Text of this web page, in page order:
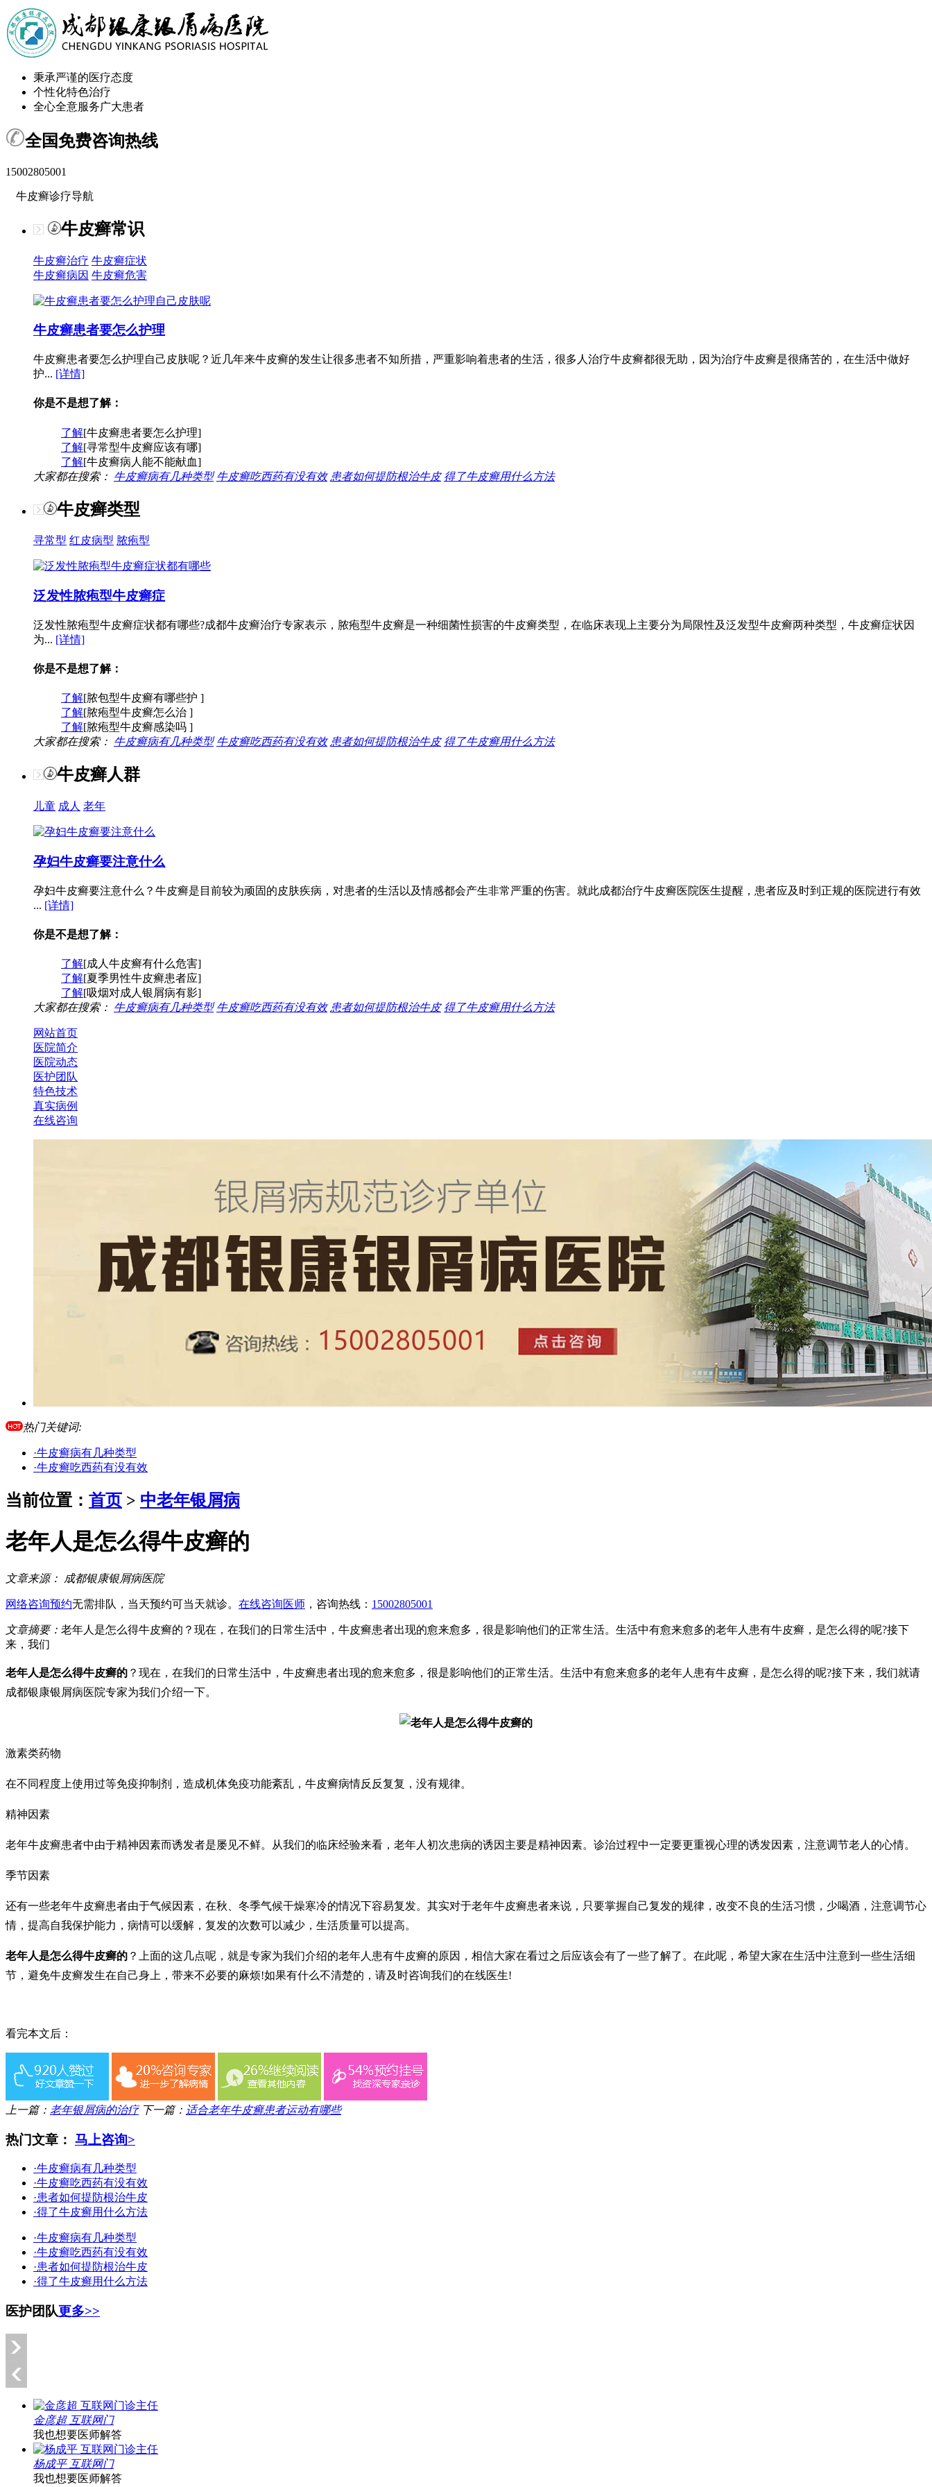
秉承严谨的医疗态度
个性化特色治疗
全心全意服务广大患者
全国免费咨询热线
15002805001
牛皮癣诊疗导航
牛皮癣常识
牛皮癣治疗 牛皮癣症状
牛皮癣病因 牛皮癣危害
牛皮癣患者要怎么护理
牛皮癣患者要怎么护理自己皮肤呢？近几年来牛皮癣的发生让很多患者不知所措，严重影响着患者的生活，很多人治疗牛皮癣都很无助，因为治疗牛皮癣是很痛苦的，在生活中做好
护... [详情]
你是不是想了解：
了解[牛皮癣患者要怎么护理]
了解[寻常型牛皮癣应该有哪]
了解[牛皮癣病人能不能献血]
大家都在搜索： 牛皮癣病有几种类型 牛皮癣吃西药有没有效 患者如何提防根治牛皮 得了牛皮癣用什么方法
牛皮癣类型
寻常型 红皮病型 脓疱型
泛发性脓疱型牛皮癣症
泛发性脓疱型牛皮癣症状都有哪些?成都牛皮癣治疗专家表示，脓疱型牛皮癣是一种细菌性损害的牛皮癣类型，在临床表现上主要分为局限性及泛发型牛皮癣两种类型，牛皮癣症状因
为... [详情]
你是不是想了解：
了解[脓包型牛皮癣有哪些护 ]
了解[脓疱型牛皮癣怎么治 ]
了解[脓疱型牛皮癣感染吗 ]
大家都在搜索： 牛皮癣病有几种类型 牛皮癣吃西药有没有效 患者如何提防根治牛皮 得了牛皮癣用什么方法
牛皮癣人群
儿童 成人 老年
孕妇牛皮癣要注意什么
孕妇牛皮癣要注意什么？牛皮癣是目前较为顽固的皮肤疾病，对患者的生活以及情感都会产生非常严重的伤害。就此成都治疗牛皮癣医院医生提醒，患者应及时到正规的医院进行有效
... [详情]
你是不是想了解：
了解[成人牛皮癣有什么危害]
了解[夏季男性牛皮癣患者应]
了解[吸烟对成人银屑病有影]
大家都在搜索： 牛皮癣病有几种类型 牛皮癣吃西药有没有效 患者如何提防根治牛皮 得了牛皮癣用什么方法
网站首页
医院简介
医院动态
医护团队
特色技术
真实病例
在线咨询
热门关键词:
·牛皮癣病有几种类型
·牛皮癣吃西药有没有效
当前位置： 首页 > 中老年银屑病
老年人是怎么得牛皮癣的
文章来源： 成都银康银屑病医院
网络咨询预约无需排队，当天预约可当天就诊。 在线咨询医师 ，咨询热线： 15002805001
文章摘要： 老年人是怎么得牛皮癣的？现在，在我们的日常生活中，牛皮癣患者出现的愈来愈多，很是影响他们的正常生活。生活中有愈来愈多的老年人患有牛皮癣，是怎么得的呢?接下
来，我们
老年人是怎么得牛皮癣的 ？现在，在我们的日常生活中，牛皮癣患者出现的愈来愈多，很是影响他们的正常生活。生活中有愈来愈多的老年人患有牛皮癣，是怎么得的呢?接下来，我们就请
成都银康银屑病医院专家为我们介绍一下。
激素类药物
在不同程度上使用过等免疫抑制剂，造成机体免疫功能紊乱，牛皮癣病情反反复复，没有规律。
精神因素
老年牛皮癣患者中由于精神因素而诱发者是屡见不鲜。从我们的临床经验来看，老年人初次患病的诱因主要是精神因素。诊治过程中一定要更重视心理的诱发因素，注意调节老人的心情。
季节因素
还有一些老年牛皮癣患者由于气候因素，在秋、冬季气候干燥寒冷的情况下容易复发。其实对于老年牛皮癣患者来说，只要掌握自己复发的规律，改变不良的生活习惯，少喝酒，注意调节心
情，提高自我保护能力，病情可以缓解，复发的次数可以减少，生活质量可以提高。
老年人是怎么得牛皮癣的 ？上面的这几点呢，就是专家为我们介绍的老年人患有牛皮癣的原因，相信大家在看过之后应该会有了一些了解了。在此呢，希望大家在生活中注意到一些生活细
节，避免牛皮癣发生在自己身上，带来不必要的麻烦!如果有什么不清楚的，请及时咨询我们的在线医生!
看完本文后：
上一篇： 老年银屑病的治疗 下一篇： 适合老年牛皮癣患者运动有哪些
热门文章： 马上咨询>
·牛皮癣病有几种类型
·牛皮癣吃西药有没有效
·患者如何提防根治牛皮
·得了牛皮癣用什么方法
·牛皮癣病有几种类型
·牛皮癣吃西药有没有效
·患者如何提防根治牛皮
·得了牛皮癣用什么方法
医护团队更多>>
金彦超 互联网门
我也想要医师解答
杨成平 互联网门
我也想要医师解答